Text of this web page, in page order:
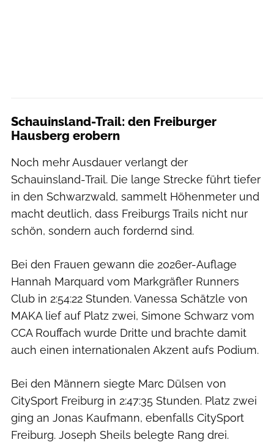
Schauinsland-Trail: den Freiburger
Hausberg erobern
Noch mehr Ausdauer verlangt der
Schauinsland-Trail. Die lange Strecke führt tiefer
in den Schwarzwald, sammelt Höhenmeter und
macht deutlich, dass Freiburgs Trails nicht nur
schön, sondern auch fordernd sind.
Bei den Frauen gewann die 2026er-Auflage
Hannah Marquard vom Markgräfler Runners
Club in 2:54:22 Stunden. Vanessa Schätzle von
MAKA lief auf Platz zwei, Simone Schwarz vom
CCA Rouffach wurde Dritte und brachte damit
auch einen internationalen Akzent aufs Podium.
Bei den Männern siegte Marc Dülsen von
CitySport Freiburg in 2:47:35 Stunden. Platz zwei
ging an Jonas Kaufmann, ebenfalls CitySport
Freiburg. Joseph Sheils belegte Rang drei.